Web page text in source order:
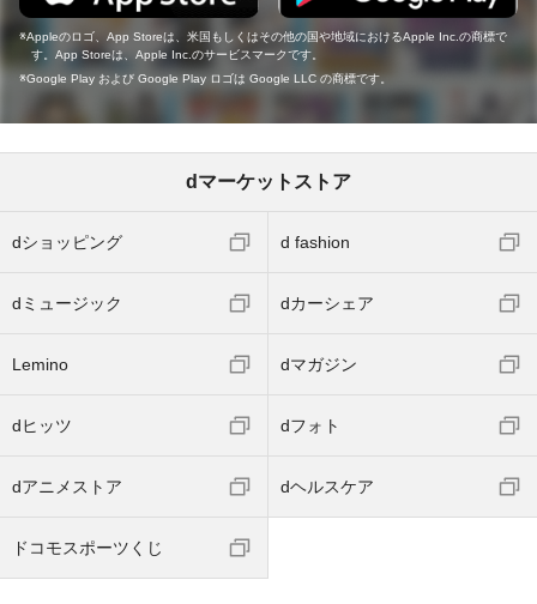
Appleのロゴ、App Storeは、米国もしくはその他の国や地域におけるApple Inc.の商標で
す。App Storeは、Apple Inc.のサービスマークです。
Google Play および Google Play ロゴは Google LLC の商標です。
dマーケットストア
dショッピング d fashion
dミュージック dカーシェア
Lemino dマガジン
dヒッツ dフォト
dアニメストア dヘルスケア
ドコモスポーツくじ